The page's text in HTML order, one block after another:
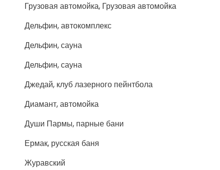
Грузовая автомойка, Грузовая автомойка
Дельфин, автокомплекс
Дельфин, сауна
Дельфин, сауна
Джедай, клуб лазерного пейнтбола
Диамант, автомойка
Души Пармы, парные бани
Ермак, русская баня
Журавский